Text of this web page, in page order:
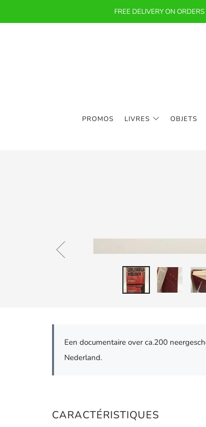
FREE DELIVERY ON
PROMOS LIVRES OBJETS
Een documentaire over ca.200
Nederland.
CARACTÉRISTIQUES